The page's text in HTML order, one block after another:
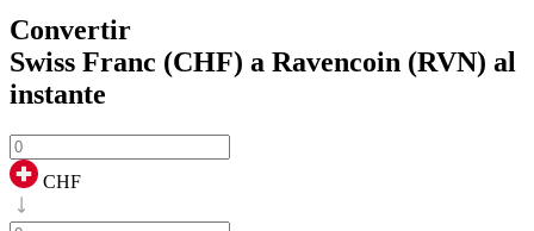
Convertir
Swiss Franc (CHF) a Ravencoin (RVN) al
instante
CHF